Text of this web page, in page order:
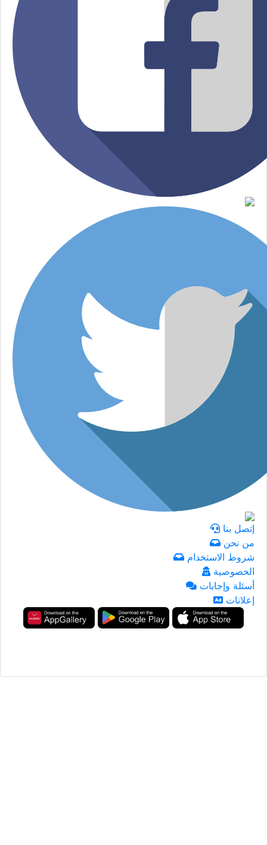
إتصل بنا
من نحن
شروط الاستخدام
الخصوصية
أسئلة وإجابات
إعلانات